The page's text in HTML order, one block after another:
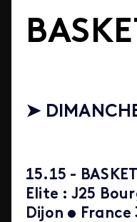
➤
15.15 -
Elite : J25
Dijon • France